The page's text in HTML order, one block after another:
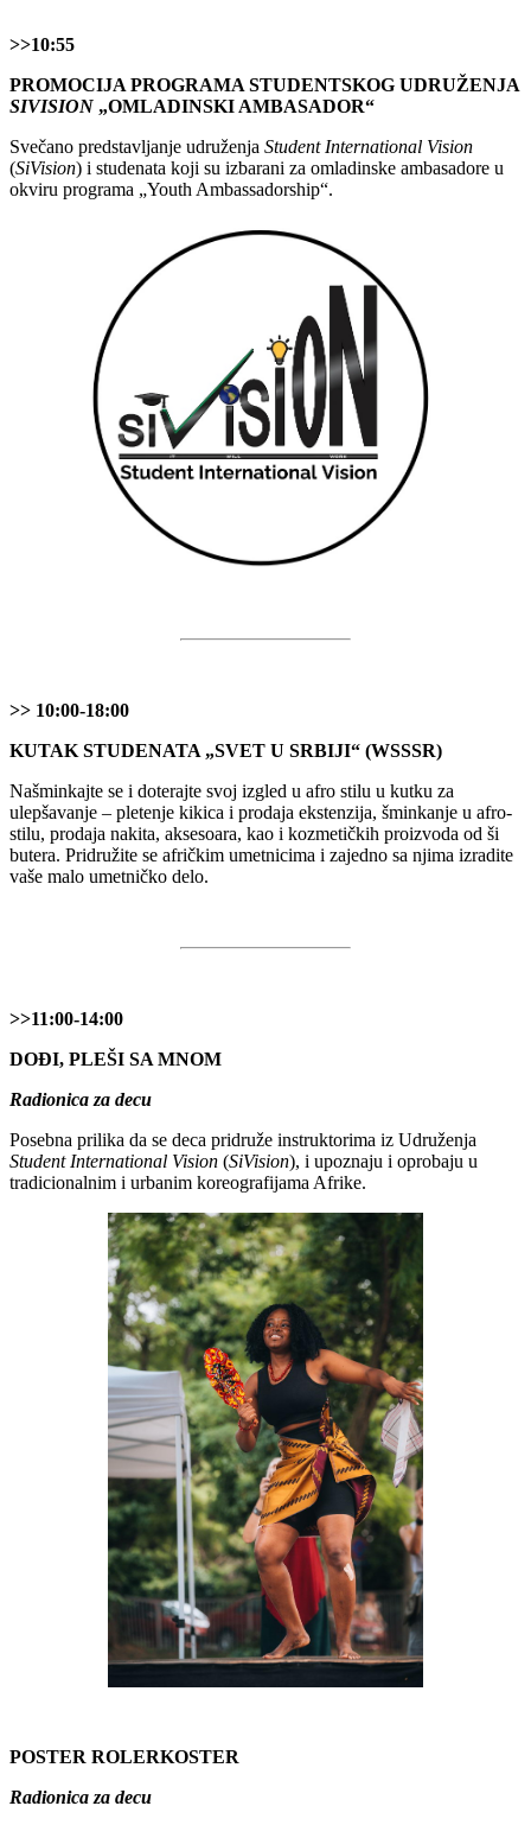
>>10:55
PROMOCIJA PROGRAMA STUDENTSKOG UDRUŽENJA
SIVISION „OMLADINSKI AMBASADOR“
Svečano predstavljanje udruženja Student International Vision
(SiVision) i studenata koji su izbarani za omladinske ambasadore u
okviru programa „Youth Ambassadorship“.
>> 10:00-18:00
KUTAK STUDENATA „SVET U SRBIJI“ (WSSSR)
Našminkajte se i doterajte svoj izgled u afro stilu u kutku za
ulepšavanje – pletenje kikica i prodaja ekstenzija, šminkanje u afro-
stilu, prodaja nakita, aksesoara, kao i kozmetičkih proizvoda od ši
butera. Pridružite se afričkim umetnicima i zajedno sa njima izradite
vaše malo umetničko delo.
>>11:00-14:00
DOĐI, PLEŠI SA MNOM
Radionica za decu
Posebna prilika da se deca pridruže instruktorima iz Udruženja
Student International Vision (SiVision), i upoznaju i oprobaju u
tradicionalnim i urbanim koreografijama Afrike.
POSTER ROLERKOSTER
Radionica za decu